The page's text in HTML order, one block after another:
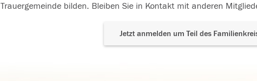
Trauergemeinde bilden. Bleiben Sie in Kontakt mit anderen
Jetzt anmelden um Teil des